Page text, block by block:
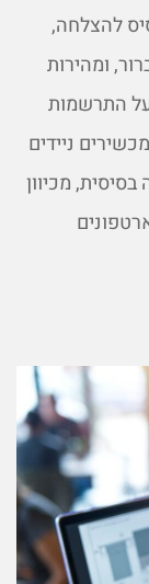
להצלחה,
ומהירות
התרשמות
ניידים
מכיוון